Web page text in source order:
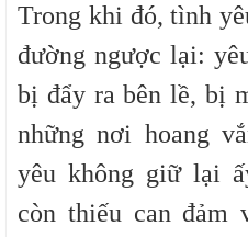
Trong khi đó, tình
đường ngược lại:
bị đẩy ra bên lề, bị
những nơi hoang
yêu không giữ lại
còn thiếu can đảm